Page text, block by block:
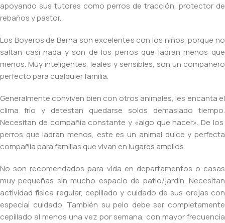
apoyando sus tutores como perros de tracción, protector de
rebaños y pastor.
Los Boyeros de Berna son excelentes con los niños, porque no
saltan casi nada y son de los perros que ladran menos que
menos. Muy inteligentes, leales y sensibles, son un compañero
perfecto para cualquier familia.
Generalmente conviven bien con otros animales, les encanta el
clima frío y detestan quedarse solos demasiado tiempo.
Necesitan de compañía constante y «algo que hacer». De los
perros que ladran menos, este es un animal dulce y perfecta
compañía para familias que vivan en lugares amplios.
No son recomendados para vida en departamentos o casas
muy pequeñas sin mucho espacio de patio/jardín. Necesitan
actividad física regular, cepillado y cuidado de sus orejas con
especial cuidado. También su pelo debe ser completamente
cepillado al menos una vez por semana, con mayor frecuencia